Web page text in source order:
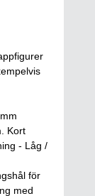
Kort
- Låg /
för
med